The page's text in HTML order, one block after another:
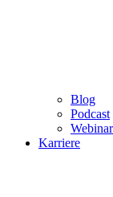
Blog
Podcast
Karriere